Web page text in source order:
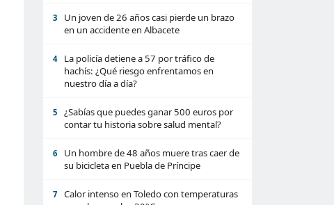
3
Un joven de 26 años casi pierde un brazo
en un accidente en Albacete
4
La policía detiene a 57 por tráfico de
hachís: ¿Qué riesgo enfrentamos en
nuestro día a día?
5
¿Sabías que puedes ganar 500 euros por
contar tu historia sobre salud mental?
6
Un hombre de 48 años muere tras caer de
su bicicleta en Puebla de Príncipe
7
Calor intenso en Toledo con temperaturas